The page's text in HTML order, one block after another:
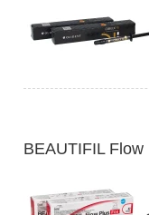
BEAUTIFIL